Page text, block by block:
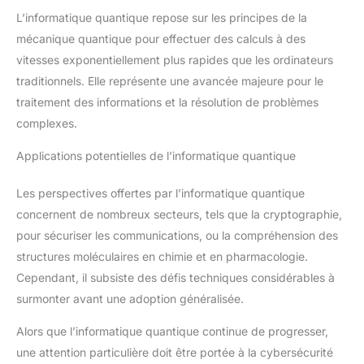
L’informatique quantique repose sur les principes de la
mécanique quantique pour effectuer des calculs à des
vitesses exponentiellement plus rapides que les ordinateurs
traditionnels. Elle représente une avancée majeure pour le
traitement des informations et la résolution de problèmes
complexes.
Applications potentielles de l’informatique quantique
Les perspectives offertes par l’informatique quantique
concernent de nombreux secteurs, tels que la cryptographie,
pour sécuriser les communications, ou la compréhension des
structures moléculaires en chimie et en pharmacologie.
Cependant, il subsiste des défis techniques considérables à
surmonter avant une adoption généralisée.
Alors que l’informatique quantique continue de progresser,
une attention particulière doit être portée à la cybersécurité